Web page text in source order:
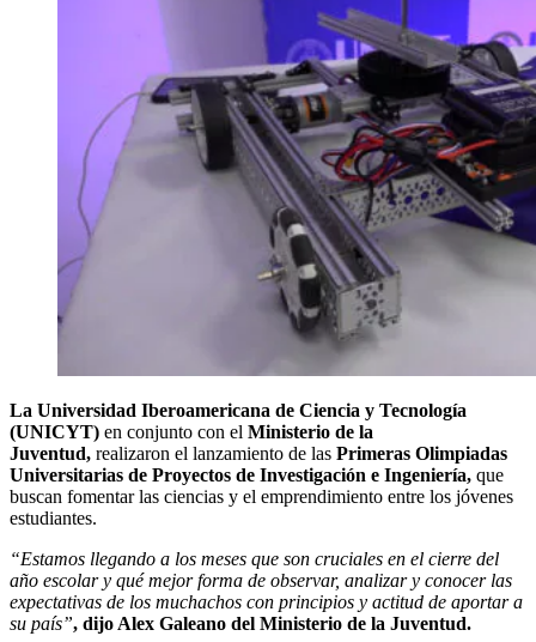
La Universidad Iberoamericana de Ciencia y Tecnología
(UNICYT) en conjunto con el Ministerio de la
Juventud, realizaron el lanzamiento de las Primeras Olimpiadas
Universitarias de Proyectos de Investigación e Ingeniería, que
buscan fomentar las ciencias y el emprendimiento entre los jóvenes
estudiantes.
“Estamos llegando a los meses que son cruciales en el cierre del
año escolar y qué mejor forma de observar, analizar y conocer las
expectativas de los muchachos con principios y actitud de aportar a
su país”, dijo Alex Galeano del Ministerio de la Juventud.